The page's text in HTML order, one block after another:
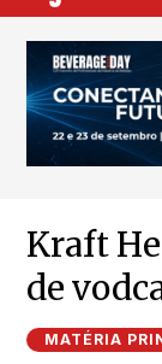
Kraft
de
MATÉRIA